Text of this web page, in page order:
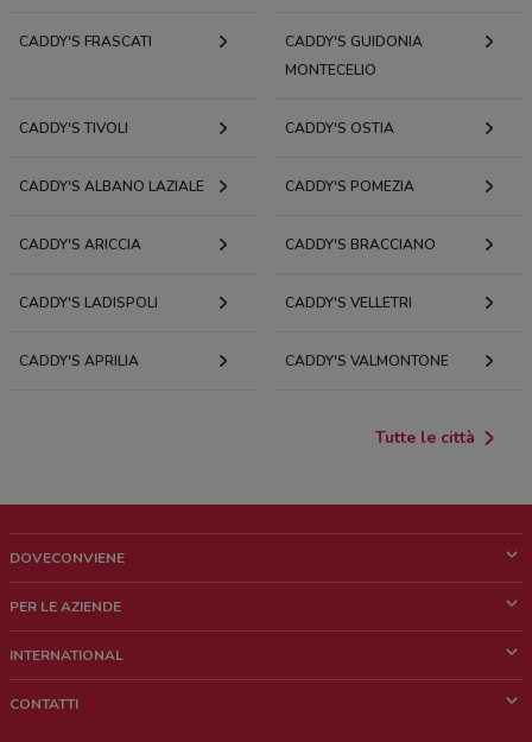
CADDY'S FRASCATI
CADDY'S GUIDONIA
MONTECELIO
CADDY'S TIVOLI CADDY'S OSTIA
CADDY'S ALBANO LAZIALE CADDY'S POMEZIA
CADDY'S ARICCIA CADDY'S BRACCIANO
CADDY'S LADISPOLI CADDY'S VELLETRI
CADDY'S APRILIA CADDY'S VALMONTONE
Tutte le città
DOVECONVIENE
Chi siamo
Lavora con noi
PER LE AZIENDE
Richieste commerciali e marketing
INTERNATIONAL
CONTATTI